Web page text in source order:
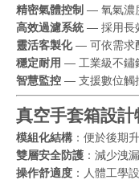
精密氣體控制 — 氧氣濃
高效過濾系統 — 採用長
靈活客製化— 可依需求
穩定耐用 — 工業級不鏽
智慧監控 — 支援數位觸
真空手套箱設計
模組化結構 ：便於後期
雙層安全防護 ：減少洩
操作舒適度 ：人體工學